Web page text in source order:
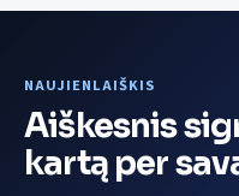
NAUJIENLAIŠKIS
Aiškesnis
kartą per